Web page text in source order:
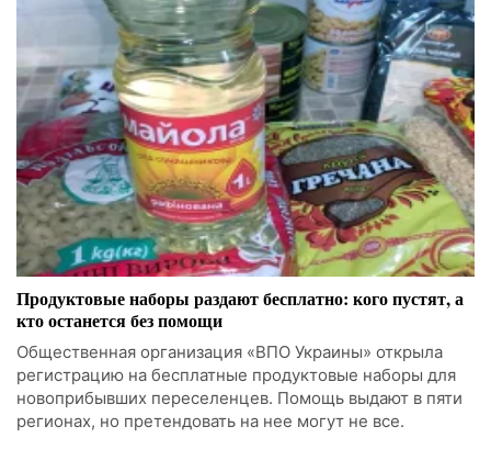
Продуктовые наборы раздают бесплатно: кого пустят, а
кто останется без помощи
Общественная организация «ВПО Украины» открыла
регистрацию на бесплатные продуктовые наборы для
новоприбывших переселенцев. Помощь выдают в пяти
регионах, но претендовать на нее могут не все.